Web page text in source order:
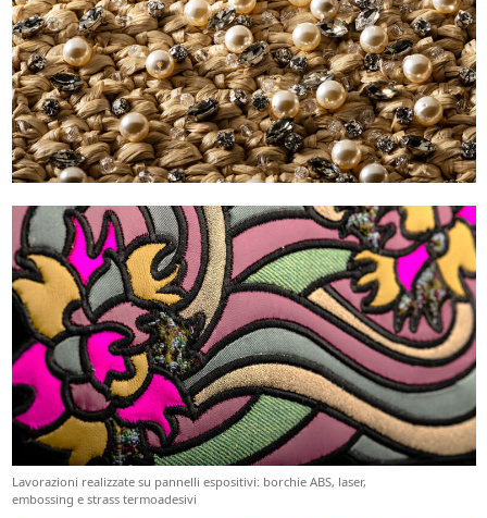
Lavorazioni realizzate su pannelli espositivi: borchie ABS, laser,
embossing e strass termoadesivi